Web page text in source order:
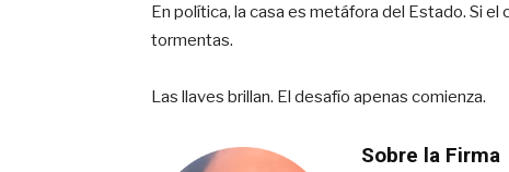
En política, la casa es metáfora del Estado. Si
tormentas.
Las llaves brillan. El desafío apenas comienza.
Sobre la Firma